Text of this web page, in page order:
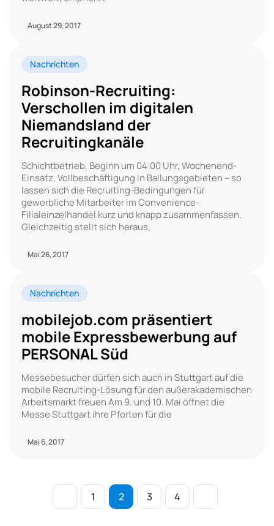
August 29, 2017
Nachrichten
Robinson-Recruiting:
Verschollen im digitalen
Niemandsland der
Recruitingkanäle
Schichtbetrieb, Beginn um 04:00 Uhr, Wochenend-
Einsatz, Vollbeschäftigung in Ballungsgebieten – so
lassen sich die Recruiting-Bedingungen für
gewerbliche Mitarbeiter im Convenience-
Filialeinzelhandel kurz und knapp zusammenfassen.
Gleichzeitig stellt sich heraus,
Mai 26, 2017
Nachrichten
mobilejob.com präsentiert
mobile Expressbewerbung auf
PERSONAL Süd
Messebesucher dürfen sich auch in Stuttgart auf die
mobile Recruiting-Lösung für den außerakademischen
Arbeitsmarkt freuen Am 9. und 10. Mai öffnet die
Messe Stuttgart ihre Pforten für die
Mai 6, 2017
1 2 3 4